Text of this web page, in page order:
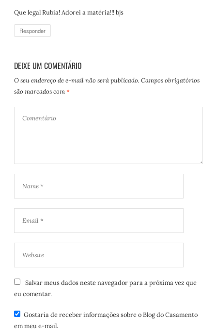
s
Que legal Rubia! Adorei a matéria!!! bjs
Responder
DEIXE UM COMENTÁRIO
O seu endereço de e-mail não será publicado. Campos obrigatórios
são marcados com *
Salvar meus dados neste navegador para a próxima vez que
eu comentar.
Gostaria de receber informações sobre o Blog do Casamento
em meu e-mail.